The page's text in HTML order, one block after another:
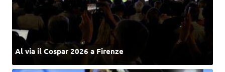
Al via il Cospar 2026 a Firenze